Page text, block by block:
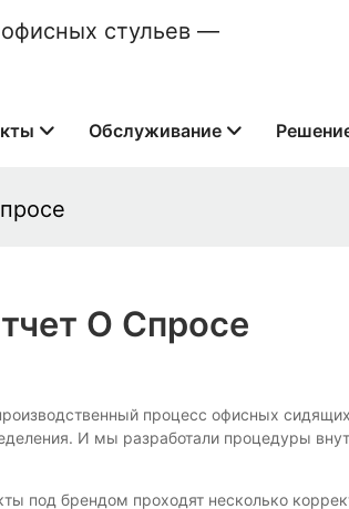
стульев —
Обслуживание
О Спросе
процесс офисных
И мы разработали процедуры
под брендом проходят несколько